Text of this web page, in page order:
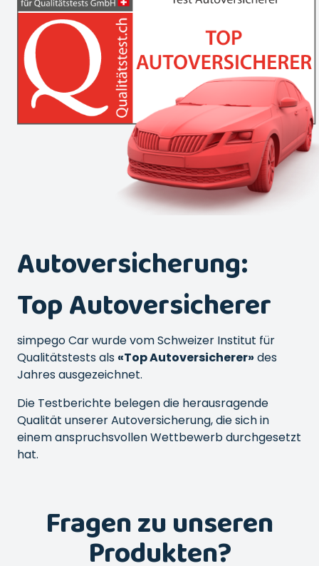
Autoversicherung:
Top Autoversicherer
simpego Car wurde vom Schweizer Institut für
Qualitätstests als «Top Autoversicherer» des
Jahres ausgezeichnet.
Die Testberichte belegen die herausragende
Qualität unserer Autoversicherung, die sich in
einem anspruchsvollen Wettbewerb durchgesetzt
hat.
Fragen zu unseren
Produkten?